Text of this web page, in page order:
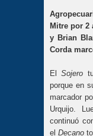
Mitre por 2
y Brian
Corda
ElSojero
porque en
marcador
Urquijo.
continuó
el Decano